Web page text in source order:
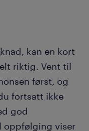
kan en kort
riktig. Vent til
først, og
fortsatt ikke
god
oppfølging viser